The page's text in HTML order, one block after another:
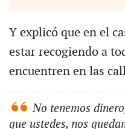
Y explicó que en el
estar recogiendo a
encuentren en las
No tenemos
que ustedes, nos